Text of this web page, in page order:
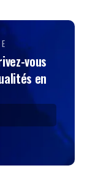
vous
en